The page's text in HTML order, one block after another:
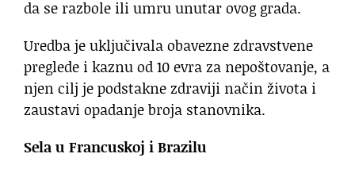
da se razbole ili umru unutar ovog grada.
Uredba je uključivala obavezne zdravstvene
preglede i kaznu od 10 evra za nepoštovanje, a
njen cilj je podstakne zdraviji način života i
zaustavi opadanje broja stanovnika.
Sela u Francuskoj i Brazilu